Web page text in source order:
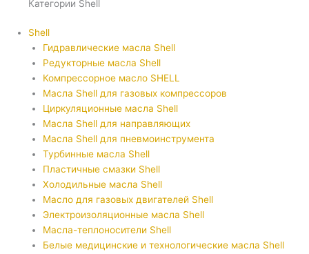
Категории Shell
Shell
Гидравлические масла Shell
Редукторные масла Shell
Компрессорное масло SHELL
Масла Shell для газовых компрессоров
Циркуляционные масла Shell
Масла Shell для направляющих
Масла Shell для пневмоинструмента
Турбинные масла Shell
Пластичные смазки Shell
Холодильные масла Shell
Масло для газовых двигателей Shell
Электроизоляционные масла Shell
Масла-теплоносители Shell
Белые медицинские и технологические масла Shell